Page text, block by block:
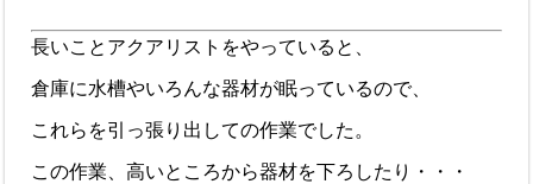
長いことアクアリストをやっていると、
倉庫に水槽やいろんな器材が眠っているので、
これらを引っ張り出しての作業でした。
この作業、高いところから器材を下ろしたり・・・